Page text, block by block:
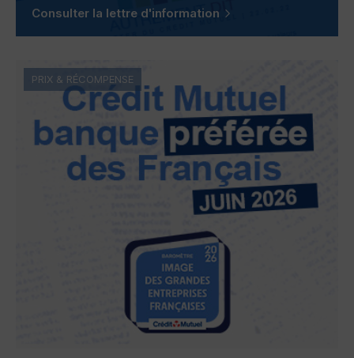
Consulter la lettre d'information
PRIX & RÉCOMPENSE